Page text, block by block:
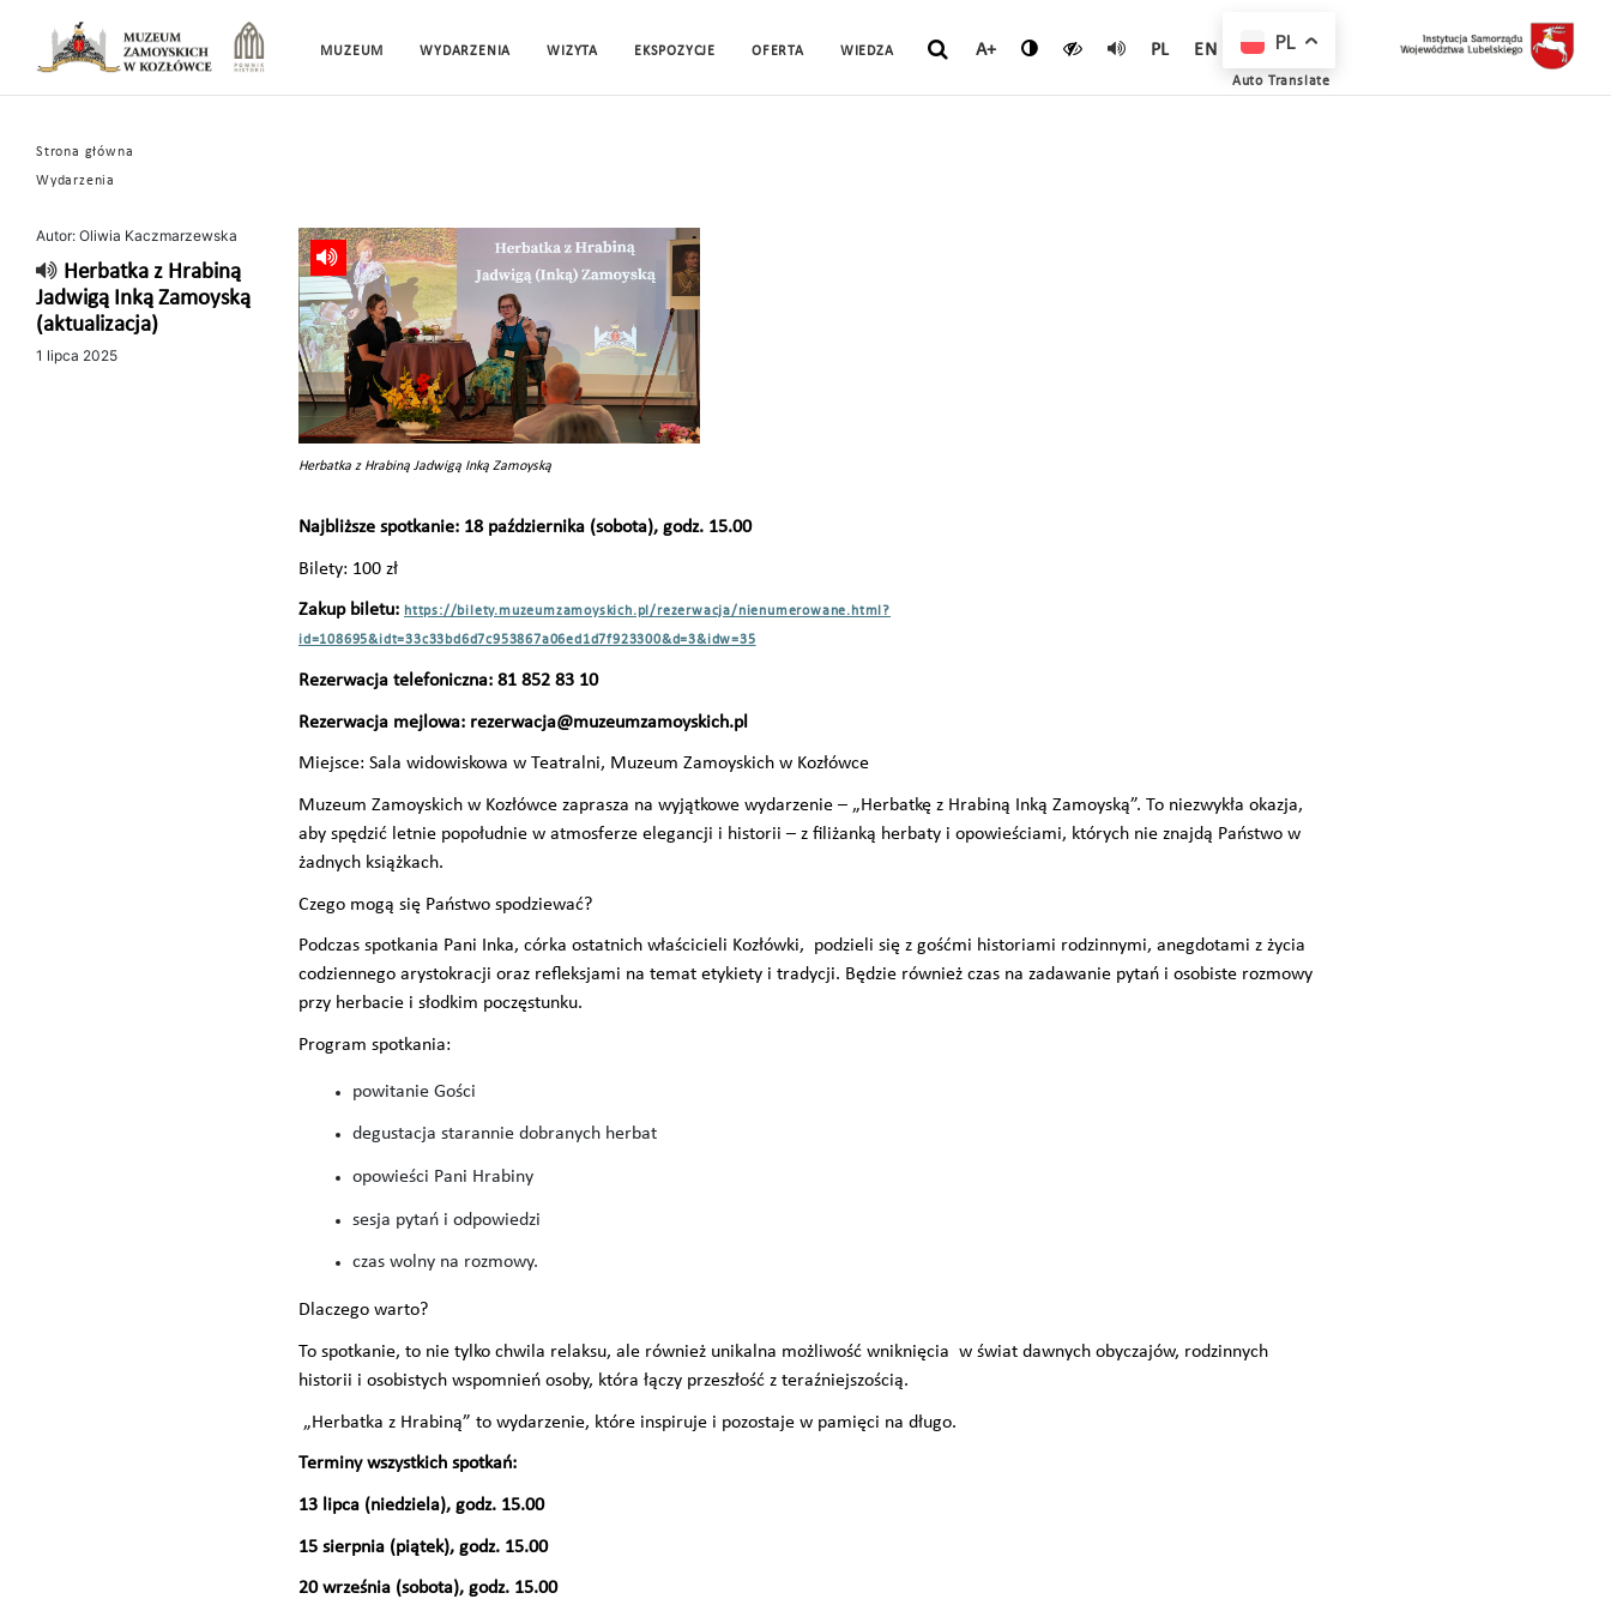
MUZEUM WYDARZENIA WIZYTA EKSPOZYCJE OFERTA WIEDZA A+ PL EN
Strona główna
Wydarzenia
Autor: Oliwia Kaczmarzewska
Herbatka z Hrabiną
Jadwigą Inką Zamoyską
(aktualizacja)
1 lipca 2025
Herbatka z Hrabiną Jadwigą Inką Zamoyską
Najbliższe spotkanie: 18 października (sobota), godz. 15.00
Bilety: 100 zł
Zakup biletu: https://bilety.muzeumzamoyskich.pl/rezerwacja/nienumerowane.html?
id=108695&idt=33c33bd6d7c953867a06ed1d7f923300&d=3&idw=35
Rezerwacja telefoniczna: 81 852 83 10
Rezerwacja mejlowa: rezerwacja@muzeumzamoyskich.pl
Miejsce: Sala widowiskowa w Teatralni, Muzeum Zamoyskich w Kozłówce
Muzeum Zamoyskich w Kozłówce zaprasza na wyjątkowe wydarzenie – „Herbatkę z Hrabiną Inką Zamoyską”. To niezwykła okazja,
aby spędzić letnie popołudnie w atmosferze elegancji i historii – z filiżanką herbaty i opowieściami, których nie znajdą Państwo w
żadnych książkach.
Czego mogą się Państwo spodziewać?
Podczas spotkania Pani Inka, córka ostatnich właścicieli Kozłówki, podzieli się z gośćmi historiami rodzinnymi, anegdotami z życia
codziennego arystokracji oraz refleksjami na temat etykiety i tradycji. Będzie również czas na zadawanie pytań i osobiste rozmowy
przy herbacie i słodkim poczęstunku.
Program spotkania:
powitanie Gości
degustacja starannie dobranych herbat
opowieści Pani Hrabiny
sesja pytań i odpowiedzi
czas wolny na rozmowy.
Dlaczego warto?
To spotkanie, to nie tylko chwila relaksu, ale również unikalna możliwość wniknięcia w świat dawnych obyczajów, rodzinnych
historii i osobistych wspomnień osoby, która łączy przeszłość z teraźniejszością.
„Herbatka z Hrabiną” to wydarzenie, które inspiruje i pozostaje w pamięci na długo.
Terminy wszystkich spotkań:
13 lipca (niedziela), godz. 15.00
15 sierpnia (piątek), godz. 15.00
20 września (sobota), godz. 15.00
PL
Auto Translate